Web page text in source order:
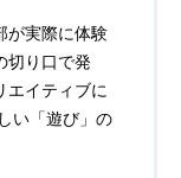
が実際に体験
切り口で発
エイティブに
い「遊び」の